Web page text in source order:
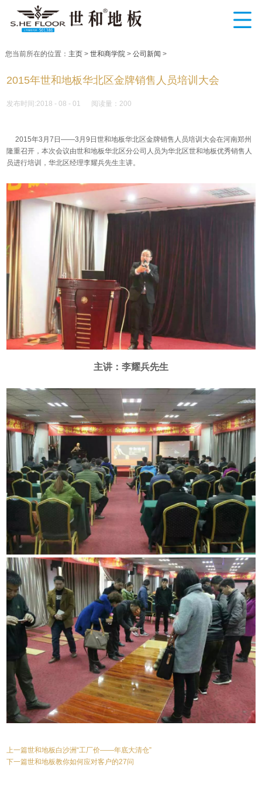
您当前所在的位置： 主页> 世和商学院> 公司新闻 >
2015年世和地板华北区金牌销售人员培训大会
发布时间:2018 - 08 - 01 阅读量：200
2015年3月7日——3月9日世和地板华北区金牌销售人员培训大会在河南郑州
隆重召开，本次会议由世和地板华北区分公司人员为华北区世和地板优秀销售人
员进行培训，华北区经理李耀兵先生主讲。
主讲：李耀兵先生
上一篇世和地板白沙洲“工厂价——年底大清仓”
下一篇世和地板教你如何应对客户的27问